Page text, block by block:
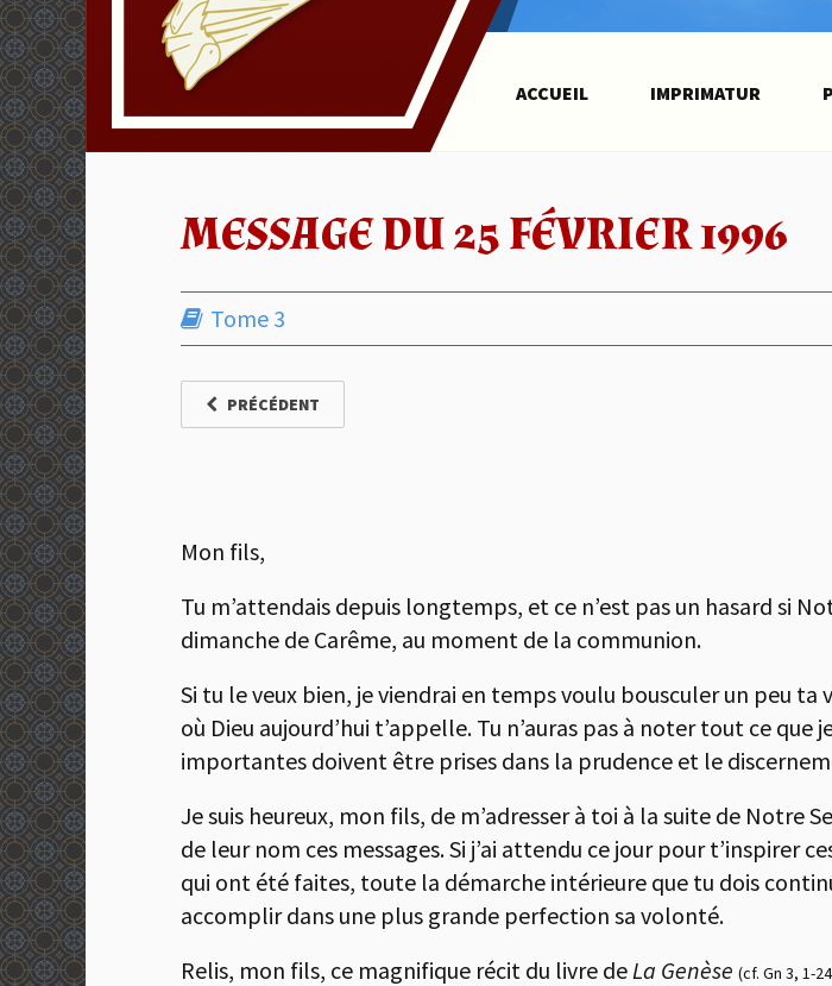
ACCUEIL IMPRIMATUR
MESSAGE DU 25 FÉVRIER 1996
Tome 3
PRÉCÉDENT
Mon fils,
Tu m’attendais depuis longtemps, et ce n’est pas un hasard si
dimanche de Carême, au moment de la communion.
Si tu le veux bien, je viendrai en temps voulu bousculer un peu
où Dieu aujourd’hui t’appelle. Tu n’auras pas à noter tout ce que
importantes doivent être prises dans la prudence et le
Je suis heureux, mon fils, de m’adresser à toi à la suite de Notre
de leur nom ces messages. Si j’ai attendu ce jour pour t’inspirer
qui ont été faites, toute la démarche intérieure que tu dois
accomplir dans une plus grande perfection sa volonté.
Relis, mon fils, ce magnifique récit du livre deLa Genèse (cf. Gn 3, 1-